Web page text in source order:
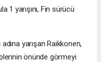
1 yarışını, Fin sürücü
yarışan Raikkonen,
önünde görmeyi